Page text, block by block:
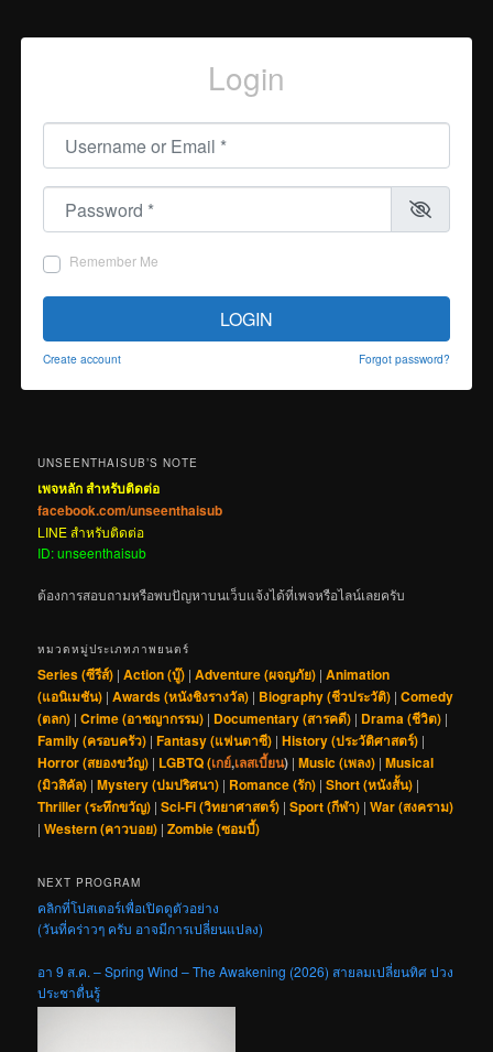
Login
Username or Email
Password
Remember Me
LOGIN
Create account Forgot password?
UNSEENTHAISUB’S NOTE
เพจหลัก สำหรับติดต่อ
facebook.com/unseenthaisub
LINE สำหรับติดต่อ
ID: unseenthaisub
ต้องการสอบถามหรือพบปัญหาบนเว็บแจ้งได้ที่เพจหรือไลน์เลยครับ
หมวดหมู่ประเภทภาพยนตร์
Series (ซีรีส์) |Action (บู๊) |Adventure (ผจญภัย) |Animation
(แอนิเมชัน) |Awards (หนังชิงรางวัล) | Biography (ชีวประวัติ) |Comedy
(ตลก) |Crime (อาชญากรรม) | Documentary (สารคดี) | Drama (ชีวิต) |
Family (ครอบครัว) |Fantasy (แฟนตาซี) |History (ประวัติศาสตร์) |
Horror (สยองขวัญ) | LGBTQ (เกย์,เลสเบี้ยน) |Music (เพลง) |Musical
(มิวสิคัล) |Mystery (ปมปริศนา) | Romance (รัก) |Short (หนังสั้น) |
Thriller (ระทึกขวัญ) |Sci-Fi (วิทยาศาสตร์) |Sport (กีฬา) |War (สงคราม)
|Western (คาวบอย) |Zombie (ซอมบี้)
NEXT PROGRAM
คลิกที่โปสเตอร์เพื่อเปิดดูตัวอย่าง
(วันที่คร่าวๆ ครับ อาจมีการเปลี่ยนแปลง)
อา 9 ส.ค. – Spring Wind – The Awakening (2026) สายลมเปลี่ยนทิศ ปวง
ประชาตื่นรู้